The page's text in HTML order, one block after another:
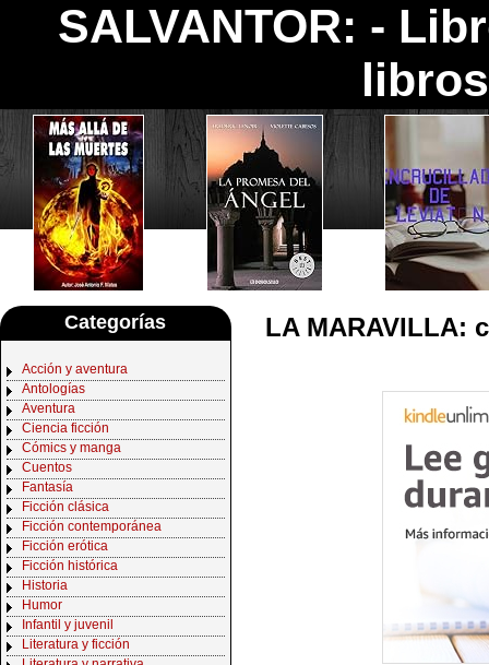
SALVANTOR: -
Categorías
Acción y aventura
Antologías
Aventura
Ciencia ficción
Cómics y manga
Cuentos
Fantasía
Ficción clásica
Ficción contemporánea
Ficción erótica
Ficción histórica
Historia
Humor
Infantil y juvenil
Literatura y ficción
LA MARAVILLA: